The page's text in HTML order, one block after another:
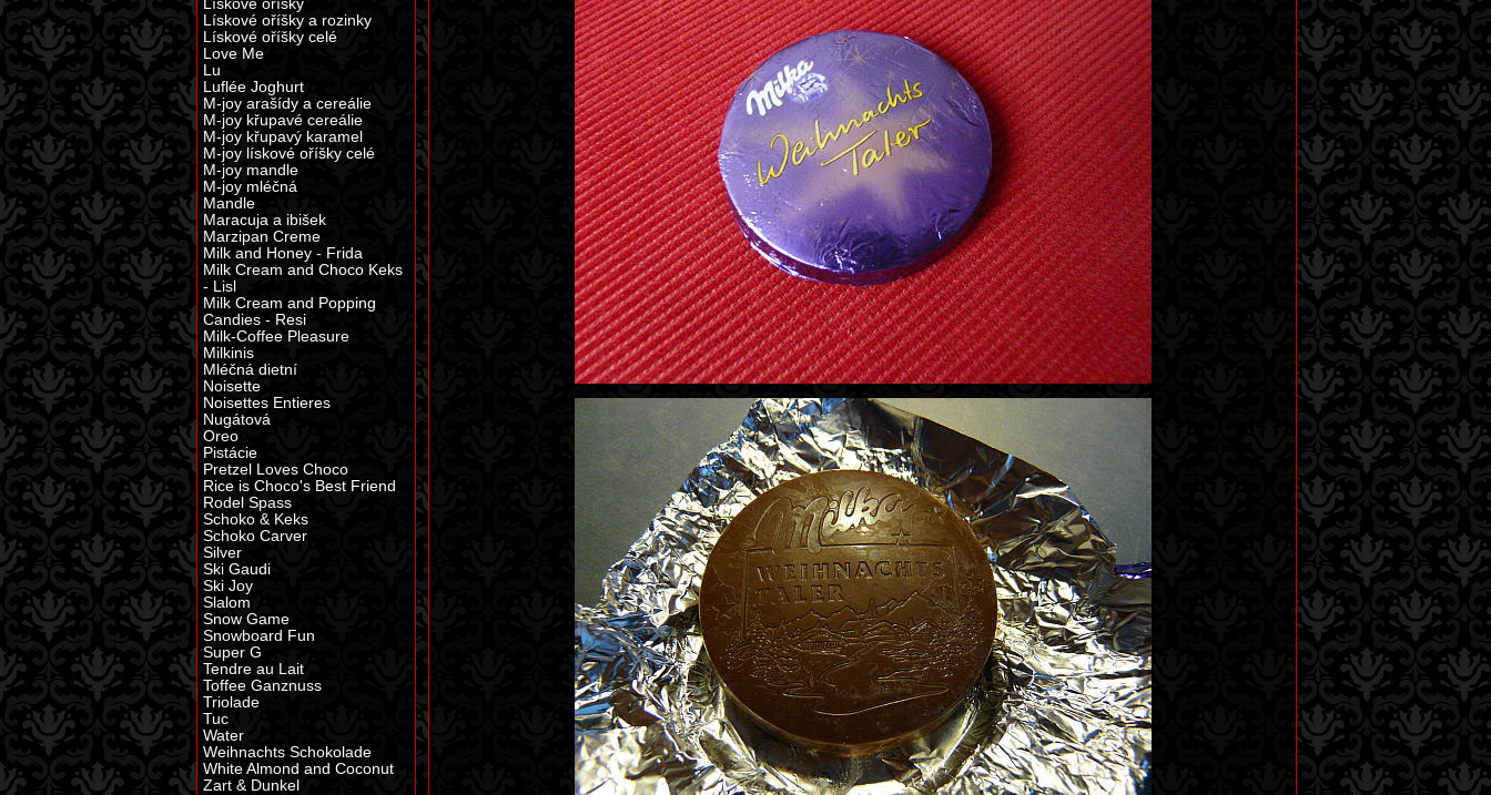
Lískové oříšky
Lískové oříšky a rozinky
Lískové oříšky celé
Love Me
Lu
Luflée Joghurt
M-joy arašídy a cereálie
M-joy křupavé cereálie
M-joy křupavý karamel
M-joy lískové oříšky celé
M-joy mandle
M-joy mléčná
Mandle
Maracuja a ibišek
Marzipan Creme
Milk and Honey - Frida
Milk Cream and Choco Keks
- Lisl
Milk Cream and Popping
Candies - Resi
Milk-Coffee Pleasure
Milkinis
Mléčná dietní
Noisette
Noisettes Entieres
Nugátová
Oreo
Pistácie
Pretzel Loves Choco
Rice is Choco's Best Friend
Rodel Spass
Schoko & Keks
Schoko Carver
Silver
Ski Gaudi
Ski Joy
Slalom
Snow Game
Snowboard Fun
Super G
Tendre au Lait
Toffee Ganznuss
Triolade
Tuc
Water
Weihnachts Schokolade
White Almond and Coconut
Zart & Dunkel